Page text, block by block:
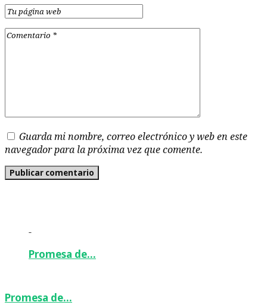
Guarda mi nombre, correo electrónico y web en este
navegador para la próxima vez que comente.
-
Promesa de…
Promesa de…